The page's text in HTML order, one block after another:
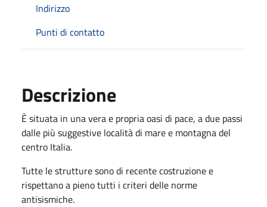
Indirizzo
Punti di contatto
Descrizione
È situata in una vera e propria oasi di pace, a due passi
dalle più suggestive località di mare e montagna del
centro Italia.
Tutte le strutture sono di recente costruzione e
rispettano a pieno tutti i criteri delle norme
antisismiche.